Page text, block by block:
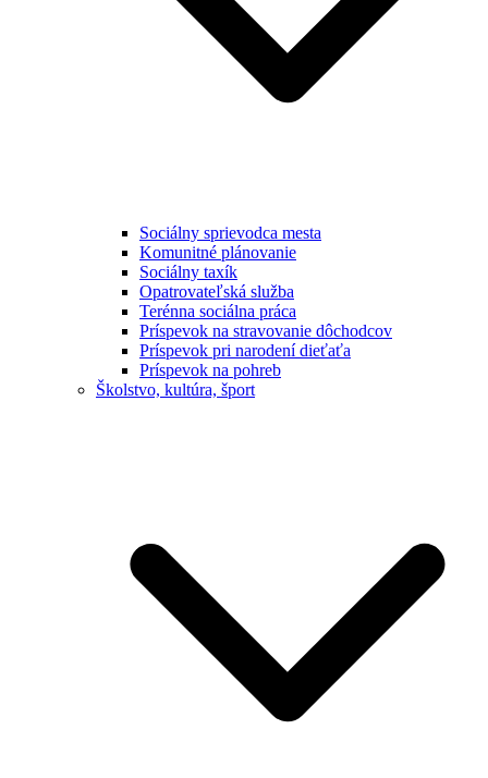
Sociálny sprievodca mesta
Komunitné plánovanie
Sociálny taxík
Opatrovateľská služba
Terénna sociálna práca
Príspevok na stravovanie dôchodcov
Príspevok pri narodení dieťaťa
Príspevok na pohreb
Školstvo, kultúra, šport